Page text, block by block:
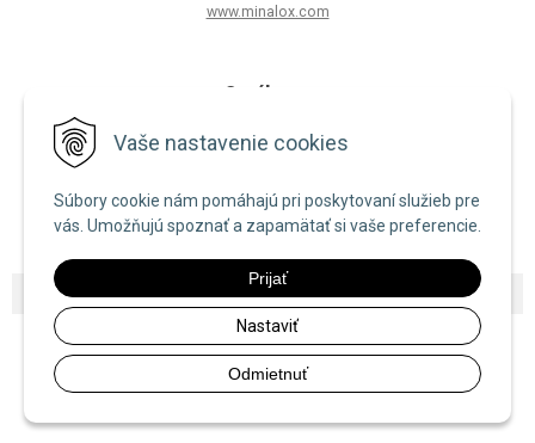
Vaše nastavenie cookies
Súbory cookie nám pomáhajú pri poskytovaní služieb pre
vás. Umožňujú spoznať a zapamätať si vaše preferencie.
Prijať
Nastaviť
Odmietnuť
www.minalox.com
O nákupe
Zásady používania cookies